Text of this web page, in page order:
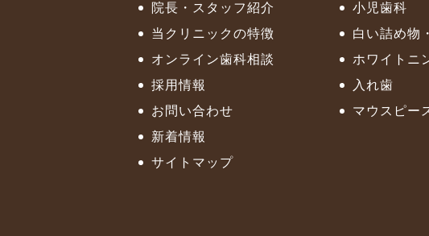
院長・スタッフ紹介
当クリニックの特徴
オンライン歯科相談
採用情報
お問い合わせ
新着情報
サイトマップ
小児歯科
白い詰め物
ホワイトニ
入れ歯
マウスピー